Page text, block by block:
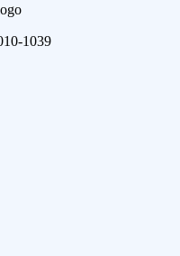
1039